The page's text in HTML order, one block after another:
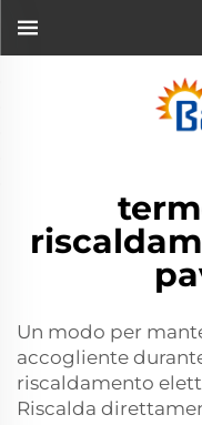
Un modo per
accogliente
riscaldamento
Riscalda